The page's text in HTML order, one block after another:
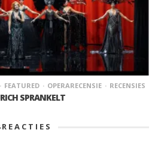
FEATURED OPERARECENSIE RECENSIES
SPRANKELT
REACTIES